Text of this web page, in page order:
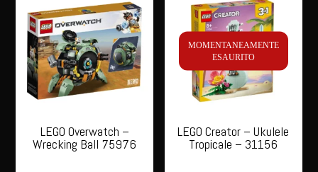
LEGO Overwatch –
Wrecking Ball 75976
MOMENTANEAMENTE
ESAURITO
LEGO Creator – Ukulele
Tropicale – 31156